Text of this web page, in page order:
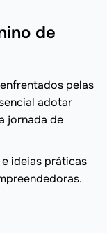
de
pelas
adotar
jornada de
ideias práticas